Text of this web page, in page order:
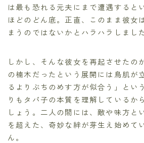
は最も恐れる元夫にまで遭遇すると
ほどのどん底。正直、このまま彼女
まうのではないかとハラハラしました
しかし、そんな彼女を再起させたの
の楠木だったという展開には鳥肌が
るよりぶちのめす方が似合う」とい
りもタパ子の本質を理解しているか
しょう。二人の間には、敵や味方と
を超えた、奇妙な絆が芽生え始めて
ん。